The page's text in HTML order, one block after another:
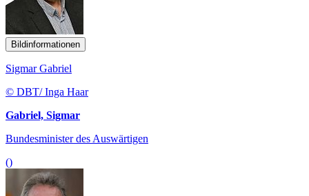
Bildinformationen
Sigmar Gabriel
© DBT/ Inga Haar
Gabriel, Sigmar
Bundesminister des Auswärtigen
()